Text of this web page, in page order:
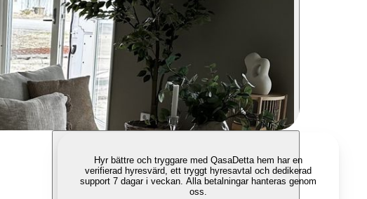
Hyr bättre och tryggare med QasaDetta hem har en
verifierad hyresvärd, ett tryggt hyresavtal och dedikerad
support 7 dagar i veckan. Alla betalningar hanteras genom
oss.